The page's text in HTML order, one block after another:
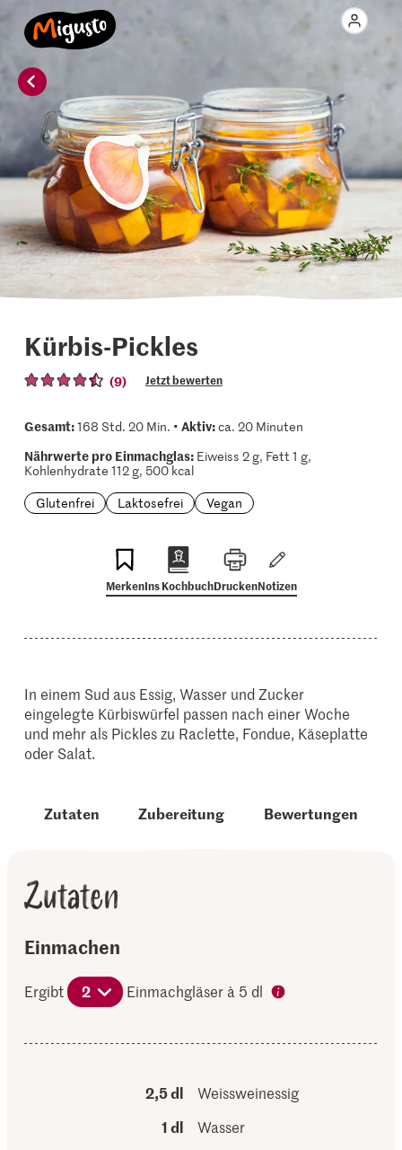
Kürbis-Pickles
(9) Jetzt bewerten
Gesamt:168 Std. 20 Min. • Aktiv:ca. 20 Minuten
Nährwerte pro Einmachglas:Eiweiss 2 g, Fett 1 g,
Kohlenhydrate 112 g, 500 kcal
Glutenfrei
Laktosefrei Vegan
MerkenIns KochbuchDruckenNotizen
In einem Sud aus Essig, Wasser und Zucker
eingelegte Kürbiswürfel passen nach einer Woche
und mehr als Pickles zu Raclette, Fondue, Käseplatte
oder Salat.
Zutaten Zubereitung Bewertungen
Zutaten
Einmachen
Ergibt 2 Einmachgläser à 5 dl
2,5 dl
Weissweinessig
1 dl
Wasser